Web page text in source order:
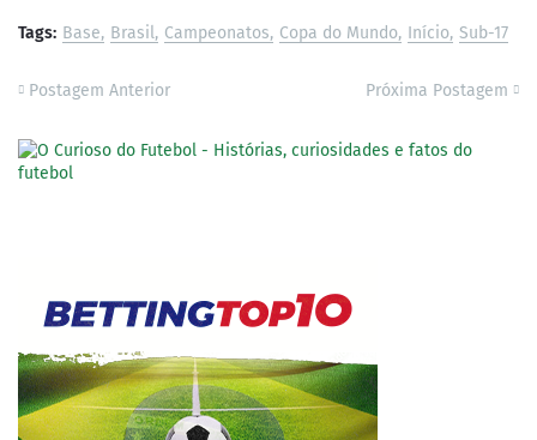
Tags: Base Brasil Campeonatos Copa do Mundo Início Sub-17
Postagem Anterior Próxima Postagem